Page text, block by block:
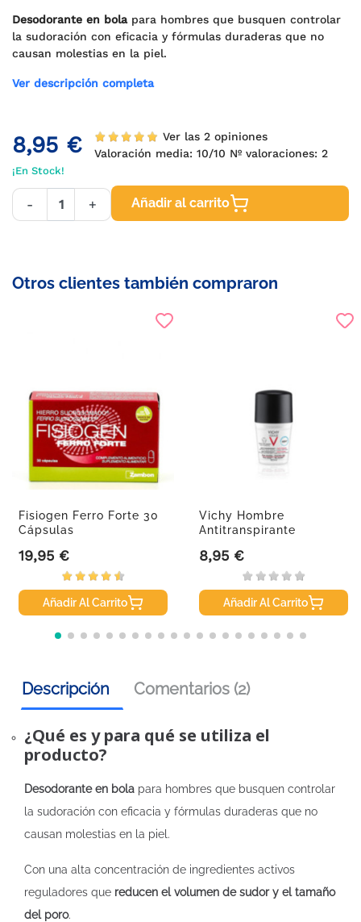
Desodorante en bolapara hombres que busquen controlar
la sudoración con eficacia y fórmulas duraderas que no
causan molestias en la piel.
Ver descripción completa
8,95 €
Ver las 2 opiniones
Valoración media: 10/10 Nº valoraciones: 2
¡En Stock!
- + Añadir al carrito
Otros clientes también compraron
Fisiogen Ferro Forte 30
Cápsulas
Precio
19,95 €
Añadir Al Carrito
Vichy Hombre
Antitranspirante
Precio
8,95 €
Añadir Al Carrito
Descripción Comentarios (2)
¿Qué es y para qué se utiliza el
producto?
Desodorante en bola para hombres que busquen controlar
la sudoración con eficacia y fórmulas duraderas que no
causan molestias en la piel.
Con una alta concentración de ingredientes activos
reguladores que reducen el volumen de sudor y el tamaño
del poro.